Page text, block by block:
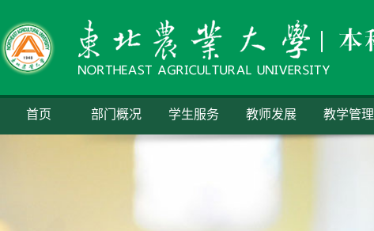
首页 部门概况 学生服务 教师发展 教学管理